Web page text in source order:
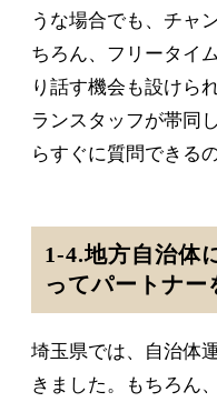
うな場合でも、チャ
ちろん、フリータイ
り話す機会も設けら
ランスタッフが帯同
らすぐに質問できる
1-4.地方自治体
ってパートナー
埼玉県では、自治体
きました。もちろん